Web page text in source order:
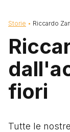
Briciole
Storie Riccardo
fiori
Tutte le